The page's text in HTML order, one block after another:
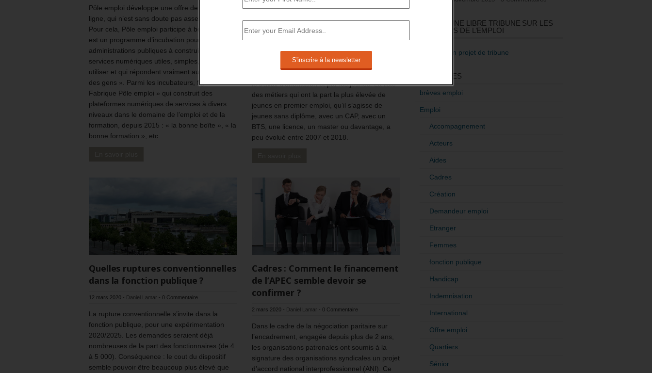
Pôle emploi développe une offre de services en
ligne, qui n’est sans doute pas assez connue.
Pour cela, Pôle emploi participe à beta.gouv qui
est un programme d’incubation pour aider « les
administrations publiques à construire des
services numériques utiles, simples, faciles à
utiliser et qui répondent vraiment aux besoins
des gens ». Parmi les incubateurs, figure « La
Fabrique Pôle emploi » qui construit des
plateformes numériques de services à divers
niveaux dans le domaine de l’emploi et de la
formation, depuis 2015 : « la bonne boîte », « la
bonne formation », etc.
14 novembre 2021 -Daniel Lamar
La nature des métiers qui emploient le plus de
jeunes à la sortie de leurs études initiales
différent beaucoup, selon le niveau de diplôme,
selon une étude de la Dares. Le rapport entre
formation initiale et métiers occupés n’est
le travail d’orientation et par les jeunes. La liste
des métiers qui ont la part la plus élevée de
jeunes en premier emploi, qu’il s’agisse de
jeunes sans diplôme, avec un CAP, avec un
BTS, une licence, un master ou davantage, a
peu évolué entre 2007 et 2018.
Quelles ruptures conventionnelles
dans la fonction publique ?
12 mars 2020 - Daniel Lamar - 0 Commentaire
La rupture conventionnelle s’invite dans la
fonction publique, pour une expérimentation
2020/2025. Les demandes seraient déjà
nombreuses de la part des fonctionnaires (de 4
à 5 000). Conséquence : le cout du dispositif
semble pouvoir être beaucoup plus élevé que
Cadres : Comment le financement
de l’APEC semble devoir se
confirmer ?
2 mars 2020 - Daniel Lamar - 0 Commentaire
Dans le cadre de la négociation paritaire sur
l’encadrement, engagée depuis plus de 2 ans,
les organisations patronales ont soumis à la
signature des organisations syndicales un projet
d’accord national interprofessionnel (ANI). Ce
RÉDIGEZ UNE LIBRE TRIBUNE SUR LES
POLITIQUES DE L’EMPLOI
>Décrire mon projet de tribune
CATÉGORIES
brèves emploi
Emploi
Accompagnement
Acteurs
Aides
Cadres
Création
Demandeur emploi
Etranger
Femmes
fonction publique
Handicap
Indemnisation
International
Offre emploi
Quartiers
Sénior